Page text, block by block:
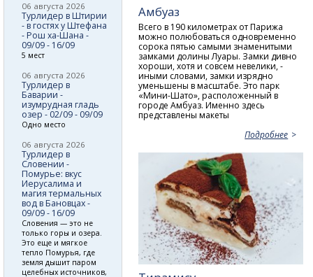
Амбуаз
Всего в 190 километрах от Парижа
можно полюбоваться одновременно
сорока пятью самыми знаменитыми
замками долины Луары. Замки дивно
хороши, хотя и совсем невелики, -
иными словами, замки изрядно
уменьшены в масштабе. Это парк
«Мини-Шато», расположенный в
городе Амбуаз. Именно здесь
представлены макеты
Подробнее
06 августа 2026
Турлидер в Штирии
- в гостях у Штефана
- Рош ха-Шана -
09/09 - 16/09
5 мест
06 августа 2026
Турлидер в
Баварии -
изумрудная гладь
озер - 02/09 - 09/09
Одно место
06 августа 2026
Турлидер в
Словении -
Помурье: вкус
Иерусалима и
магия термальных
вод в Бановцах -
09/09 - 16/09
Словения — это не
только горы и озера.
Это еще и мягкое
тепло Помурья, где
земля дышит паром
целебных источников,